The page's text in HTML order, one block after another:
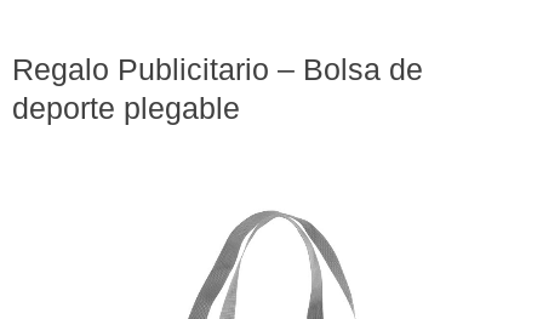
Regalo Publicitario – Bolsa de
deporte plegable